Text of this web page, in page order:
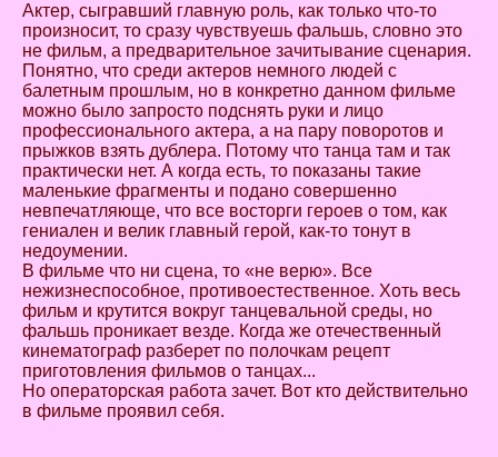
Актер, сыгравший главную роль, как только что-то
произносит, то сразу чувствуешь фальшь, словно это
не фильм, а предварительное зачитывание сценария.
Понятно, что среди актеров немного людей с
балетным прошлым, но в конкретно данном фильме
можно было запросто подснять руки и лицо
профессионального актера, а на пару поворотов и
прыжков взять дублера. Потому что танца там и так
практически нет. А когда есть, то показаны такие
маленькие фрагменты и подано совершенно
невпечатляюще, что все восторги героев о том, как
гениален и велик главный герой, как-то тонут в
недоумении.
В фильме что ни сцена, то «не верю». Все
нежизнеспособное, противоестественное. Хоть весь
фильм и крутится вокруг танцевальной среды, но
фальшь проникает везде. Когда же отечественный
кинематограф разберет по полочкам рецепт
приготовления фильмов о танцах...
Но операторская работа зачет. Вот кто действительно
в фильме проявил себя.